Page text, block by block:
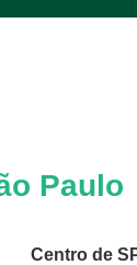
Paulo
Centro de